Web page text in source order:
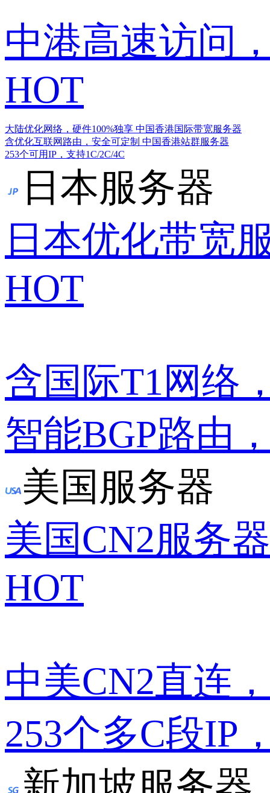
中港高速访问
HOT
大陆优化网络，硬件100%独享 中国香港国际带宽服务器
含优化互联网路由，安全可定制 中国香港站群服务器
253个可用IP，支持1C/2C/4C
日本服务器
日本优化带宽
HOT
含国际T1网络
智能BGP路由
美国服务器
美国CN2服务器
HOT
中美CN2直连
253个多C段IP